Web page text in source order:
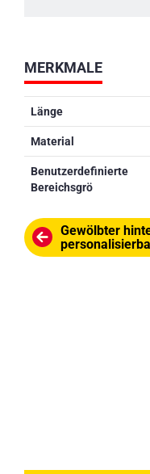
MERKMALE
Länge
Material
Benutzerdefinierte
Bereichsgrö
Gewölbter